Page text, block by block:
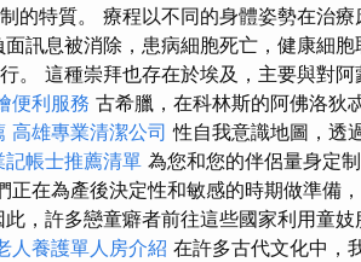
的特質。 療程以不同的身體姿勢在治
訊息被消除，患病細胞死亡，健康細
。 這種崇拜也存在於埃及，主要與對
便利服務 古希臘，在科林斯的阿佛洛狄
高雄專業清潔公司 性自我意識地圖，透
記帳士推薦清單 為您和您的伴侶量身定
正在為產後決定性和敏感的時期做準備
，許多戀童癖者前往這些國家利用童妓
人養護單人房介紹 在許多古代文化中，